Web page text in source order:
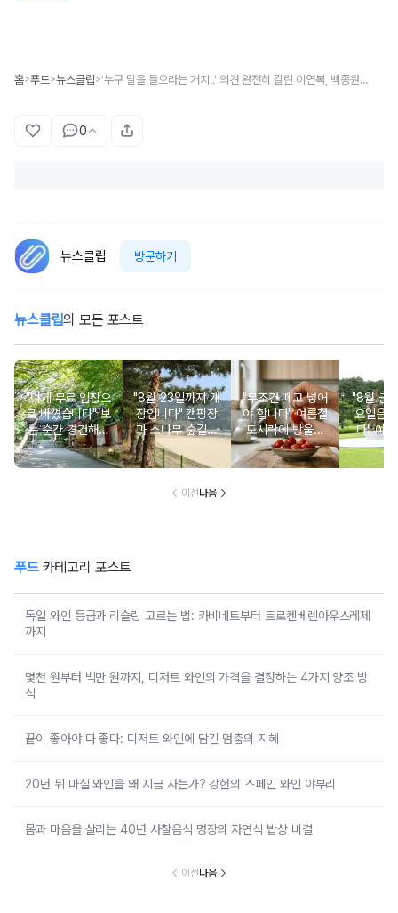
홈>푸드>뉴스클립> '누구 말을 들으라는 거지..' 의견 완전히 갈린 이연복, 백종원 즉석밥 볶음밥 레시피
0
뉴스클립 방문하기
뉴스클립의 모든 포스트
"이제 무료 입장으
로 바꼈습니다" 보
는 순간 경건해지
고 마음이 편안해
지는 사찰 여행지
"8월 23일까지 개
장입니다" 캠핑장
과 소나무 숲길이
붙어있는 조용한
남해 해수욕장
"무조건 떼고 넣어
야 합니다" 여름철
도시락에 방울토
마토 꼭지 그대로
넣으면 생기는 일
"8월 금
요일은
다" 이
무료로
한 의미
이전다음
푸드카테고리 포스트
독일 와인 등급과 리슬링 고르는 법: 카비네트부터 트로켄베렌아우스레제
까지
몇천 원부터 백만 원까지, 디저트 와인의 가격을 결정하는 4가지 양조 방
식
끝이 좋아야 다 좋다: 디저트 와인에 담긴 멈춤의 지혜
20년 뒤 마실 와인을 왜 지금 사는가? 강헌의 스페인 와인 야부리
몸과 마음을 살리는 40년 사찰음식 명장의 자연식 밥상 비결
이전다음